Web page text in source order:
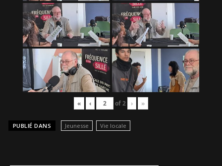
« ‹ of2 › »
PUBLIÉ DANS Jeunesse Vie locale